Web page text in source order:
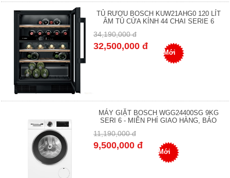
TỦ RƯỢU BOSCH KUW21AHG0 120 LÍT
ÂM TỦ CỬA KÍNH 44 CHAI SERIE 6
34,190,000 đ
32,500,000 đ
Mới
MÁY GIẶT BOSCH WGG24400SG 9KG
SERI 6 - MIỄN PHÍ GIAO HÀNG, BẢO
11,190,000 đ
9,500,000 đ
Mới